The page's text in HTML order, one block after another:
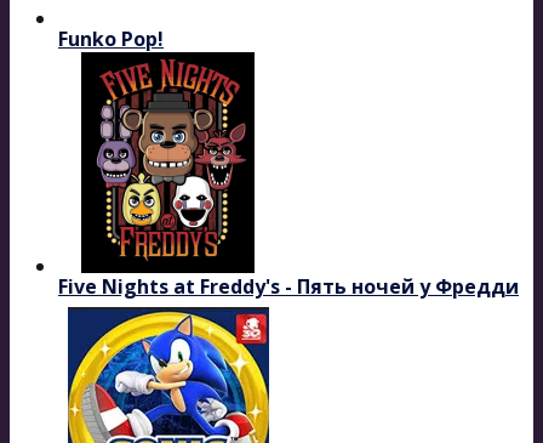
Funko Pop!
Five Nights at Freddy's - Пять ночей у Фредди